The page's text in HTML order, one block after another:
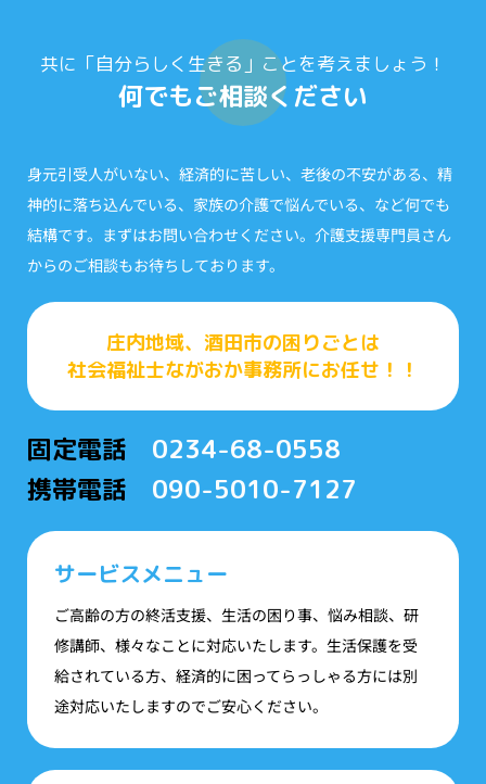
共に「自分らしく生きる」ことを考えましょう！
何でもご相談ください
身元引受人がいない、経済的に苦しい、老後の不安がある、精
神的に落ち込んでいる、家族の介護で悩んでいる、など何でも
結構です。まずはお問い合わせください。介護支援専門員さん
からのご相談もお待ちしております。
庄内地域、酒田市の困りごとは
社会福祉士ながおか事務所にお任せ！！
固定電話 0234-68-0558
携帯電話 090-5010-7127
サービスメニュー
ご高齢の方の終活支援、生活の困り事、悩み相談、研
修講師、様々なことに対応いたします。生活保護を受
給されている方、経済的に困ってらっしゃる方には別
途対応いたしますのでご安心ください。